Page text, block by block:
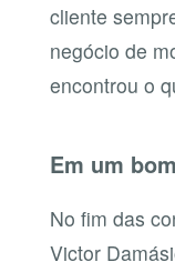
cliente
negócio de
encontrou o
Em um
No fim das
Victor